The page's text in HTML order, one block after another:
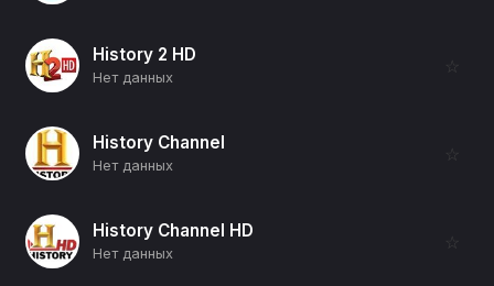
History 2 HD
Нет данных
☆
History Channel
Нет данных
☆
History Channel HD
Нет данных
☆